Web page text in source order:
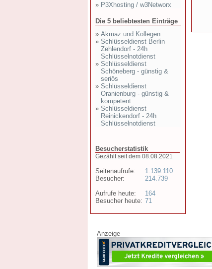
» P3Xhosting / w3Networx
Die 5 beliebtesten Einträge
» Akmaz und Kollegen
» Schlüsseldienst Berlin
Zehlendorf - 24h
Schlüsselnotdienst
» Schlüsseldienst
Schöneberg - günstig &
seriös
» Schlüsseldienst
Oranienburg - günstig &
kompetent
» Schlüsseldienst
Reinickendorf - 24h
Schlüsselnotdienst
Besucherstatistik
Gezählt seit dem 08.08.2021
Seitenaufrufe:
Besucher:
Aufrufe heute:
Besucher heute:
1.139.110
214.739
164
71
Anzeige